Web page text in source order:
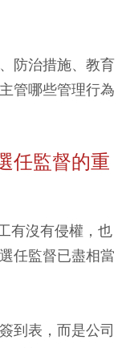
防治措施、教育
管哪些管理行為
任監督的重
有沒有侵權，也
任監督已盡相當
到表，而是公司